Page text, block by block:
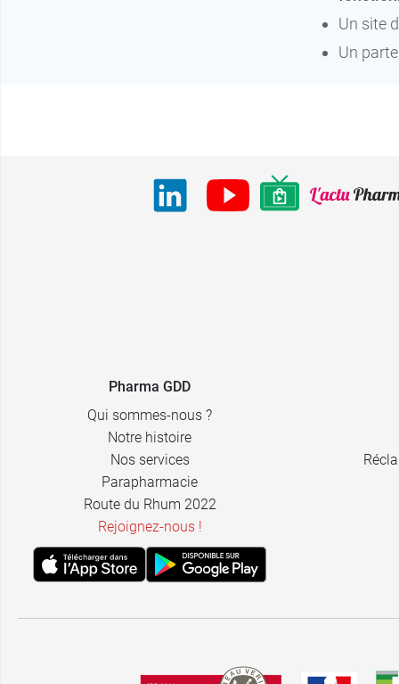
Un site
Un
Pharma GDD
Qui sommes-nous ?
Notre histoire
Nos services
Parapharmacie
Route du Rhum 2022
Rejoignez-nous !